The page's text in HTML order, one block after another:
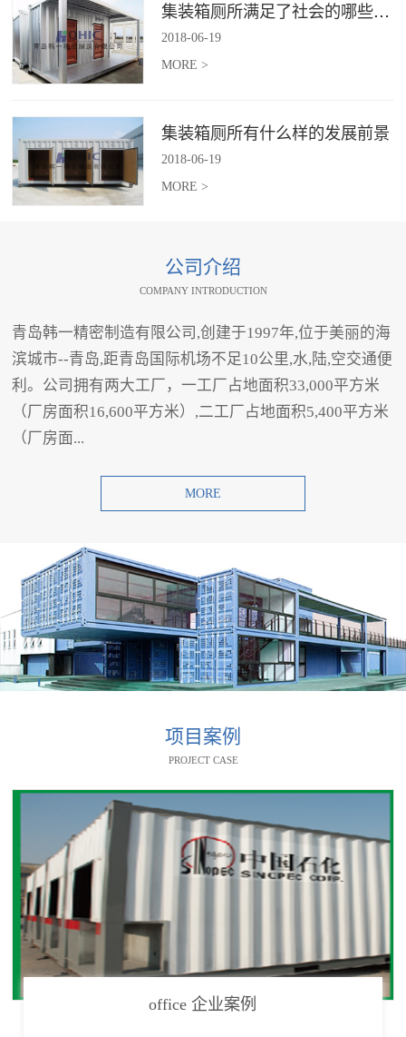
集装箱厕所满足了社会的哪些需求
2018-06-19
MORE >
集装箱厕所有什么样的发展前景
2018-06-19
MORE >
公司介绍
COMPANY INTRODUCTION
青岛韩一精密制造有限公司,创建于1997年,位于美丽的海
滨城市--青岛,距青岛国际机场不足10公里,水,陆,空交通便
利。公司拥有两大工厂，一工厂占地面积33,000平方米
（厂房面积16,600平方米）,二工厂占地面积5,400平方米
（厂房面...
MORE
项目案例
PROJECT CASE
office 企业案例